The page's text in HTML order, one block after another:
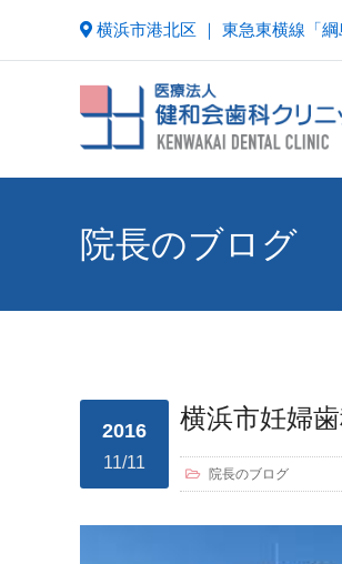
横浜市港北区 ｜ 東急東横線「
院長のブログ
2016
11/11
横浜市妊婦
院長のブログ